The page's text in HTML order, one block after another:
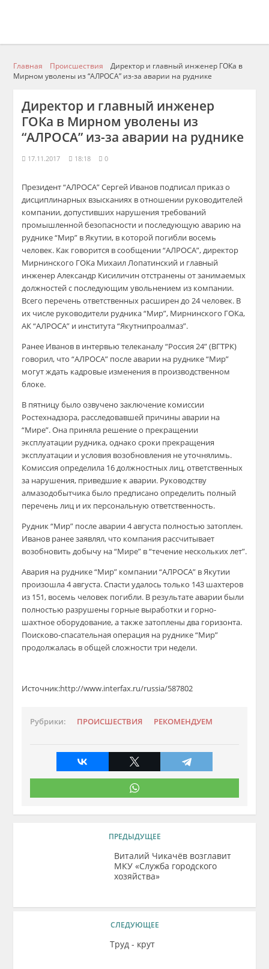
Главная Происшествия
Директор и главный инженер ГОКа в
Мирном уволены из “АЛРОСА” из-за аварии на руднике
Директор и главный инженер
ГОКа в Мирном уволены из
“АЛРОСА” из-за аварии на руднике
17.11.2017 18:18 0
Президент “АЛРОСА” Сергей Иванов подписал приказ о
дисциплинарных взысканиях в отношении руководителей
компании, допустивших нарушения требований
промышленной безопасности и последующую аварию на
руднике “Мир” в Якутии, в которой погибли восемь
человек. Как говорится в сообщении “АЛРОСА”, директор
Мирнинского ГОКа Михаил Лопатинский и главный
инженер Александр Кисиличин отстранены от занимаемых
должностей с последующим увольнением из компании.
Всего перечень ответственных расширен до 24 человек. В
их числе руководители рудника “Мир”, Мирнинского ГОКа,
АК “АЛРОСА” и института “Якутнипроалмаз”.
Ранее Иванов в интервью телеканалу “Россия 24” (ВГТРК)
говорил, что “АЛРОСА” после аварии на руднике “Мир”
могут ждать кадровые изменения в производственном
блоке.
В пятницу было озвучено заключение комиссии
Ростехнадзора, расследовавшей причины аварии на
“Мире”. Она приняла решение о прекращении
эксплуатации рудника, однако сроки прекращения
эксплуатации и условия возобновления не уточнялимь.
Комиссия определила 16 должностных лиц, ответственных
за нарушения, приведшие к аварии. Руководству
алмазодобытчика было предписано определить полный
перечень лиц и их персональную ответственность.
Рудник “Мир” после аварии 4 августа полностью затоплен.
Иванов ранее заявлял, что компания рассчитывает
возобновить добычу на “Мире” в “течение нескольких лет”.
Авария на руднике “Мир” компании “АЛРОСА” в Якутии
произошла 4 августа. Спасти удалось только 143 шахтеров
из 151, восемь человек погибли. В результате аварии были
полностью разрушены горные выработки и горно-
шахтное оборудование, а также затоплены два горизонта.
Поисково-спасательная операция на руднике “Мир”
продолжалась в общей сложности три недели.
Источник:http://www.interfax.ru/russia/587802
Рубрики: ПРОИСШЕСТВИЯ РЕКОМЕНДУЕМ
ПРЕДЫДУЩЕЕ
Виталий Чикачёв возглавит
МКУ «Служба городского
хозяйства»
СЛЕДУЮЩЕЕ
Труд - крут